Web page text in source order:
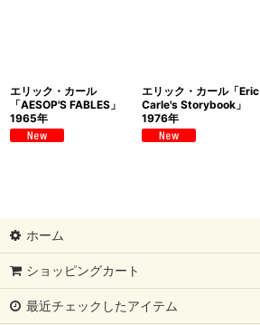
エリック・カール
「AESOP'S FABLES」
1965年
エリック・カール「Eric
Carle's Storybook」
1976年
ホーム
ショッピングカート
最近チェックしたアイテム